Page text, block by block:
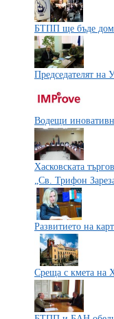
БТПП ще бъде
Председателят на
Водещи
Хасковската
„Св. Трифон
Развитието на
Среща с кмета на